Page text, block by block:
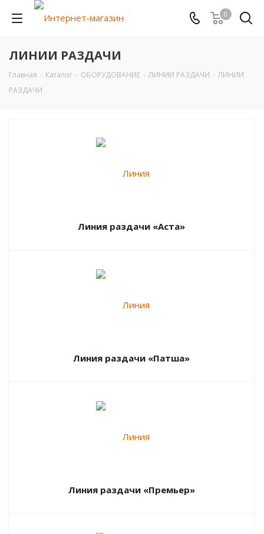
0
ЛИНИИ РАЗДАЧИ
Главная - Каталог - ОБОРУДОВАНИЕ - ЛИНИИ РАЗДАЧИ - ЛИНИИ
РАЗДАЧИ
Линия раздачи «Аста»
Линия раздачи «Патша»
Линия раздачи «Премьер»